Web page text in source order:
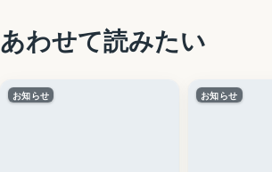
あわせて読みたい
お知らせ お知らせ